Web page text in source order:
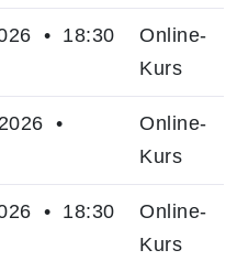
• 18:30
Online-
Kurs
•
Online-
Kurs
• 18:30
Online-
Kurs